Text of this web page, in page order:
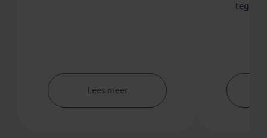
Lees meer
tegen